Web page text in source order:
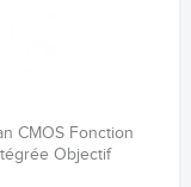
CMOS Fonction
Objectif